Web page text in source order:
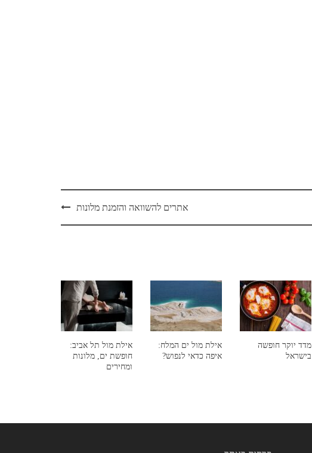
אתרים להשוואה והזמנת מלונות
אילת מול תל אביב:
חופשת ים, מלונות
ומחירים
אילת מול ים המלח:
איפה כדאי לנפוש?
מדד יוקר חופשה
בישראל